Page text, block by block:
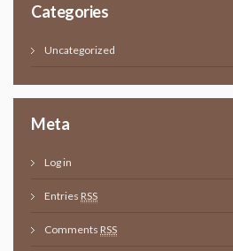
Categories
Uncategorized
Meta
Log in
Entries RSS
Comments RSS